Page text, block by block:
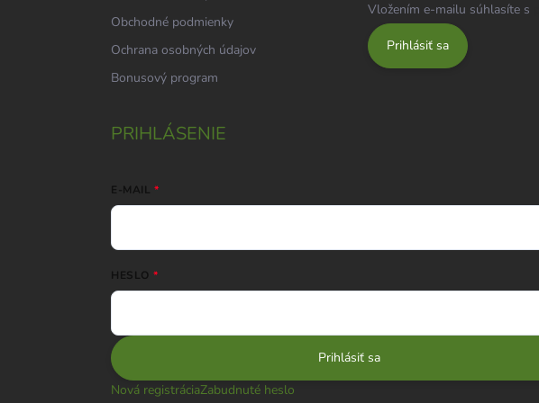
Obchodné podmienky
Ochrana osobných údajov
Bonusový program
Vložením e-mailu súhlasíte s
Prihlásiť sa
PRIHLÁSENIE
E-MAIL
HESLO
Prihlásiť sa
Nová registráciaZabudnuté heslo